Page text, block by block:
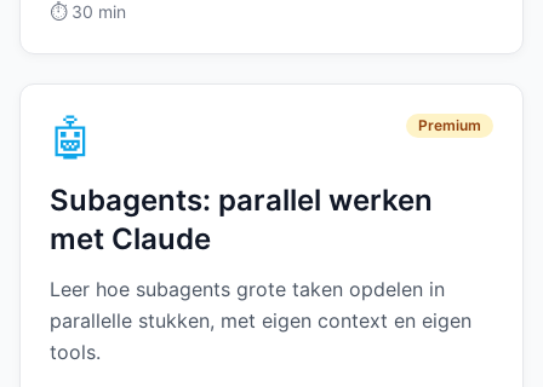
⏱️ 30 min
🤖 Premium
Subagents: parallel werken
met Claude
Leer hoe subagents grote taken opdelen in
parallelle stukken, met eigen context en eigen
tools.